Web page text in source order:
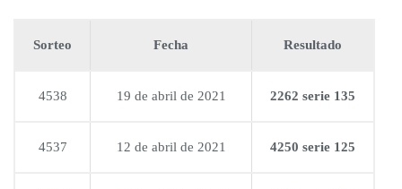
Sorteo Fecha Resultado
4538 19 de abril de 2021 2262 serie 135
4537 12 de abril de 2021 4250 serie 125